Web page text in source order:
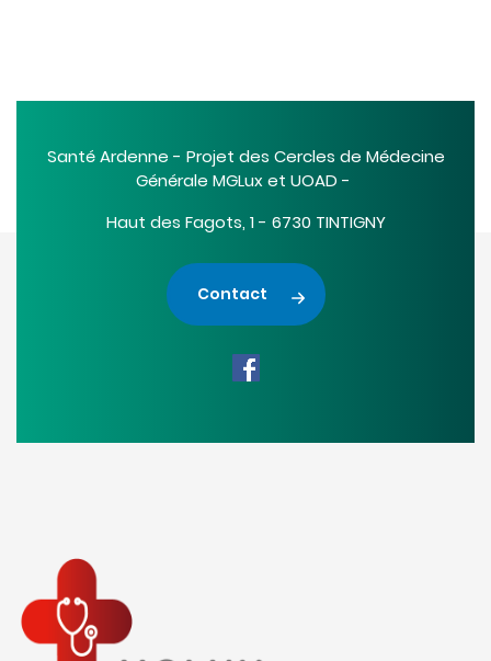
Santé Ardenne - Projet des Cercles de Médecine
Générale MGLux et UOAD -
Haut des Fagots, 1 - 6730 TINTIGNY
Contact